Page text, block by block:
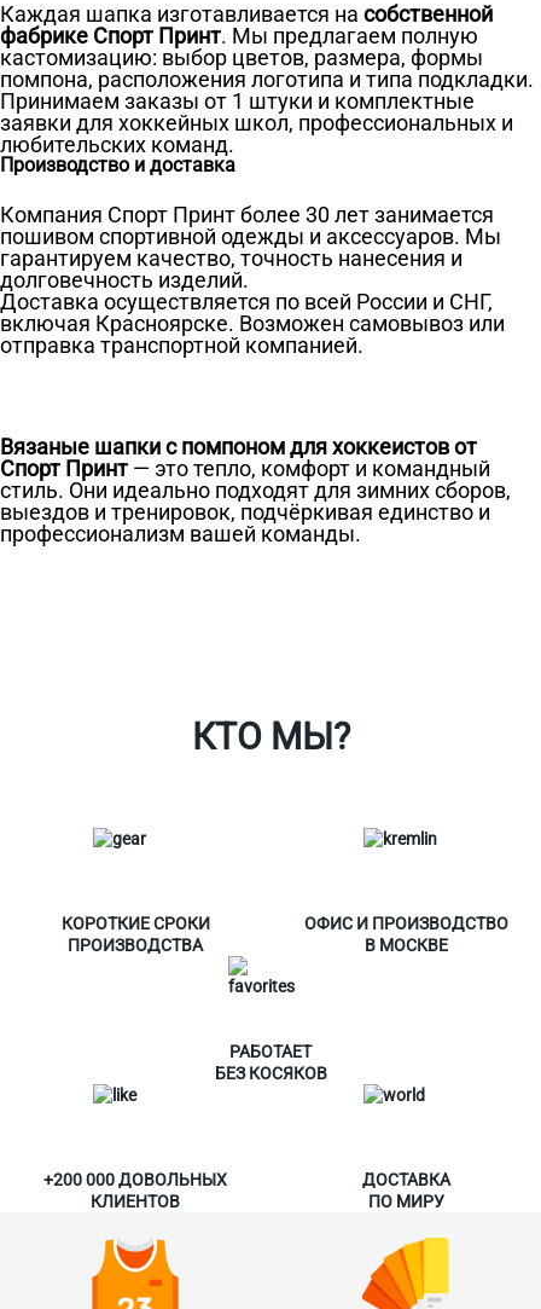
Каждая шапка изготавливается на собственной
фабрике Спорт Принт. Мы предлагаем полную
кастомизацию: выбор цветов, размера, формы
помпона, расположения логотипа и типа подкладки.
Принимаем заказы от 1 штуки и комплектные
заявки для хоккейных школ, профессиональных и
любительских команд.
Производство и доставка
Компания Спорт Принт более 30 лет занимается
пошивом спортивной одежды и аксессуаров. Мы
гарантируем качество, точность нанесения и
долговечность изделий.
Доставка осуществляется по всей России и СНГ,
включая Красноярске. Возможен самовывоз или
отправка транспортной компанией.
Вязаные шапки с помпоном для хоккеистов от
Спорт Принт — это тепло, комфорт и командный
стиль. Они идеально подходят для зимних сборов,
выездов и тренировок, подчёркивая единство и
профессионализм вашей команды.
КТО МЫ?
КОРОТКИЕ СРОКИ
ПРОИЗВОДСТВА
ОФИС И ПРОИЗВОДСТВО
В МОСКВЕ
РАБОТАЕТ
БЕЗ КОСЯКОВ
+200 000 ДОВОЛЬНЫХ
КЛИЕНТОВ
ДОСТАВКА
ПО МИРУ